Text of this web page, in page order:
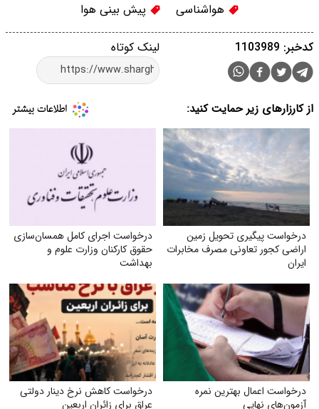
هواشناسی پیش بینی هوا
لینک کوتاه کدخبر: 1103989
از کارزارهای زیر حمایت کنید:
درخواست پیگیری تحویل زمین
اراضی کجور تعاونی مصرف مخابرات
ایران
درخواست اجرای کامل همسان‌سازی
حقوق کارکنان وزارت علوم و
بهداشت
درخواست اعمال بهترین نمره
آزمون‌های نهایی
درخواست کاهش نرخ دینار دولتی
عراق برای زائران اربعین